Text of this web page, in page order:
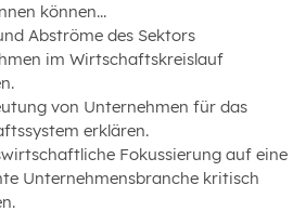
können...
Abströme des Sektors
im Wirtschaftskreislauf
von Unternehmen für das
erklären.
Fokussierung auf eine
Unternehmensbranche kritisch